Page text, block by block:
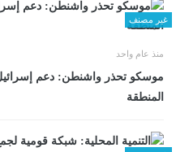
غير مصنف
منذ عام واحد
موسكو تحذر واشنطن: دعم
المنطقة